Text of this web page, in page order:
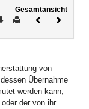
Gesamtansicht
Download
DruckenVorheriges
von
Übernahme
werden kann,
der von ihr